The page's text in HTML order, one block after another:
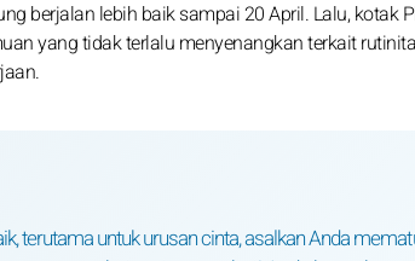
berjalan lebih baik sampai 20 April. Lalu, kotak
yang tidak terlalu menyenangkan terkait
terutama untuk urusan cinta, asalkan Anda